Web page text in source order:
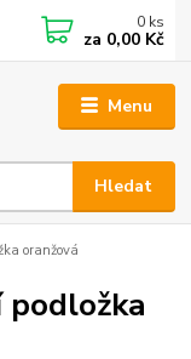
Menu
Hledat
0 ks
za 0,00 Kč
oranžová